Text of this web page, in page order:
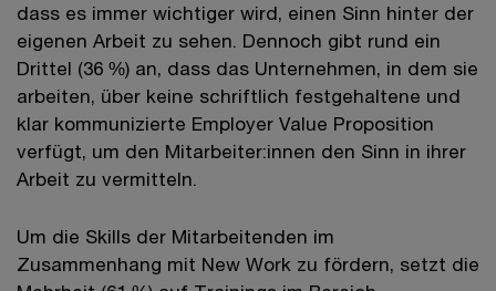
dass es immer wichtiger wird, einen Sinn hinter der
eigenen Arbeit zu sehen. Dennoch gibt rund ein
Drittel (36 %) an, dass das Unternehmen, in dem sie
arbeiten, über keine schriftlich festgehaltene und
klar kommunizierte Employer Value Proposition
verfügt, um den Mitarbeiter:innen den Sinn in ihrer
Arbeit zu vermitteln.
Um die Skills der Mitarbeitenden im
Zusammenhang mit New Work zu fördern, setzt die